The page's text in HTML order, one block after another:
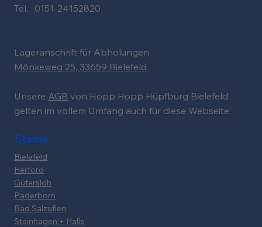
Tel.: 0151-24152820
Lageranschrift für Abholungen
Mönkeweg 25, 33659 Bielefeld
Unsere AGB von Hopp Hopp Hüpfburg Bielefeld
gelten im vollem Umfang auch für diese Webseite
Städte
Bielefeld
Herford
Gütersloh
Paderborn
Bad Salzuflen
Steinhagen + Halle